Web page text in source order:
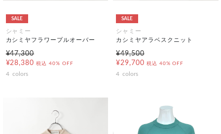
SALE
シャミー
カシミヤフラワープルオーバー
¥47,300
¥28,380 税込 40% OFF
4 colors
SALE
シャミー
カシミヤアラベスクニット
¥49,500
¥29,700 税込 40% OFF
4 colors